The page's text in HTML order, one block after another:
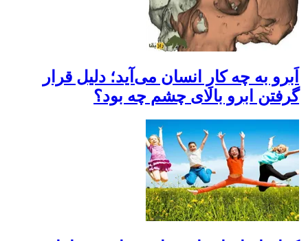
اَبرو به چه کارِ انسان می‌آید؛ دلیل قرار
گرفتن ابرو بالای چشم چه بود؟